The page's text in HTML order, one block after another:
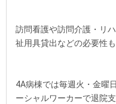
訪問看護や訪問介護・リ
祉用具貸出などの必要性も
4A病棟では毎週火・金曜
ーシャルワーカーで退院